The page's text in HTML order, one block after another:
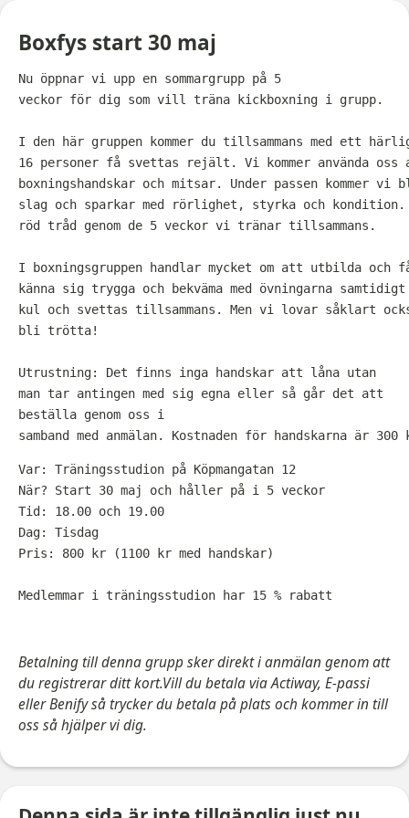
Boxfys start 30 maj
Nu öppnar vi upp en sommargrupp på 5
veckor för dig som vill träna kickboxning i grupp.
I den här gruppen kommer du tillsammans med ett
16 personer få svettas rejält. Vi kommer använda oss
boxningshandskar och mitsar. Under passen kommer vi
slag och sparkar med rörlighet, styrka och
röd tråd genom de 5 veckor vi tränar tillsammans.
I boxningsgruppen handlar mycket om att utbilda och
känna sig trygga och bekväma med övningarna
kul och svettas tillsammans. Men vi lovar såklart
bli trötta!
Utrustning: Det finns inga handskar att låna utan
man tar antingen med sig egna eller så går det att
beställa genom oss i
samband med anmälan. Kostnaden för handskarna är 300
Var: Träningsstudion på Köpmangatan 12
När? Start 30 maj och håller på i 5 veckor
Tid: 18.00 och 19.00
Dag: Tisdag
Pris: 800 kr (1100 kr med handskar)
Medlemmar i träningsstudion har 15 % rabatt
Betalning till denna grupp sker direkt i anmälan genom att
du registrerar ditt kort.Vill du betala via Actiway, E-passi
eller Benify så trycker du betala på plats och kommer in till
oss så hjälper vi dig.